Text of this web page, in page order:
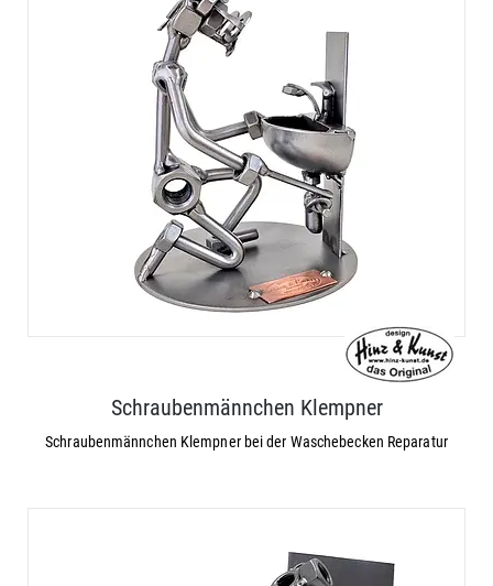
Schraubenmännchen Klempner
Schraubenmännchen Klempner bei der Waschebecken Reparatur